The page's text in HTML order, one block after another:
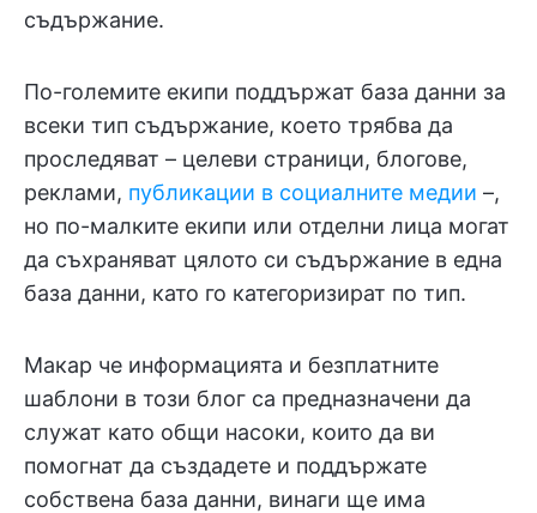
съдържание.
По-големите екипи поддържат база данни за
всеки тип съдържание, което трябва да
проследяват – целеви страници, блогове,
реклами, публикации в социалните медии –,
но по-малките екипи или отделни лица могат
да съхраняват цялото си съдържание в една
база данни, като го категоризират по тип.
Макар че информацията и безплатните
шаблони в този блог са предназначени да
служат като общи насоки, които да ви
помогнат да създадете и поддържате
собствена база данни, винаги ще има